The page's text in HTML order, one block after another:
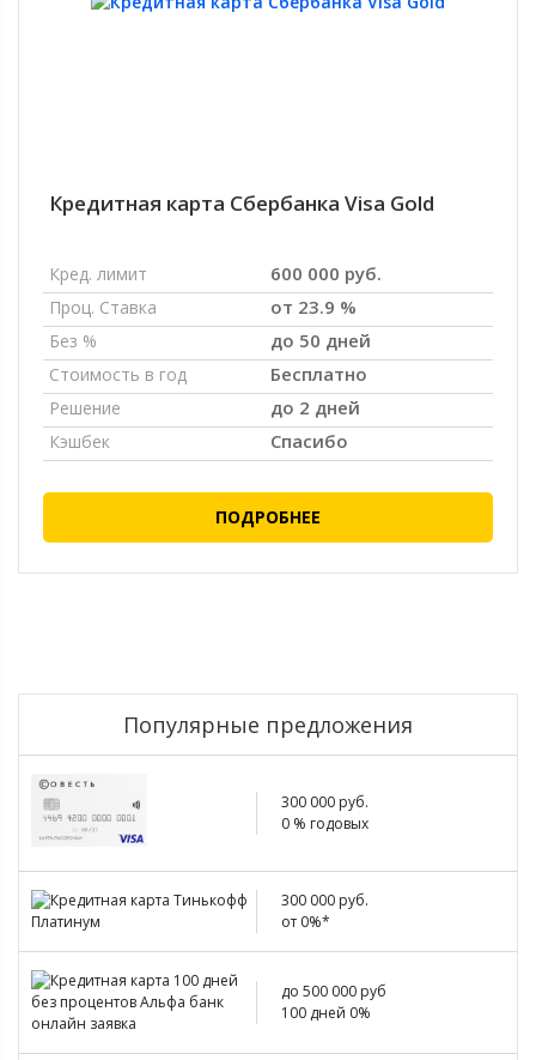
Кредитная карта Сбербанка Visa Gold
Кред. лимит 600 000 руб.
Проц. Ставка от 23.9 %
Без % до 50 дней
Стоимость в год Бесплатно
Решение до 2 дней
Кэшбек Спасибо
ПОДРОБНЕЕ
Популярные предложения
300 000 руб.
0 % годовых
300 000 руб.
от 0%*
до 500 000 руб
100 дней 0%